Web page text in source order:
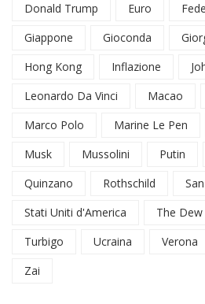
Donald Trump
Euro
Giappone
Gioconda
Hong Kong
Inflazione
Leonardo Da Vinci
Macao
Marco Polo
Marine Le Pen
Musk
Mussolini Putin
Quinzano
Rothschild
Stati Uniti d'America
The
Turbigo
Ucraina Verona
Zai